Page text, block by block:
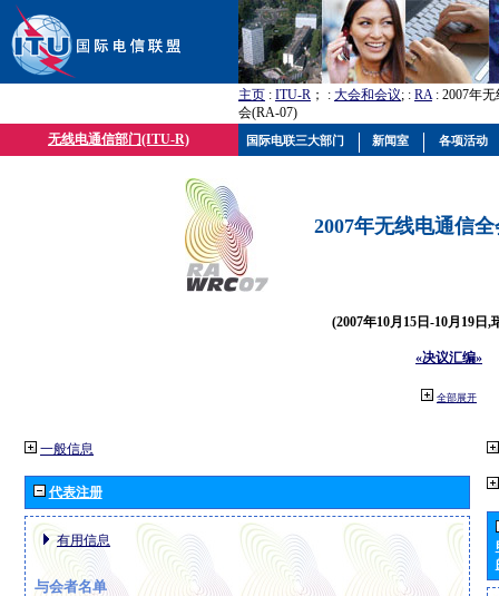
主页 : ITU-R ； : 大会和会议; : RA: 2007年
会(RA-07)
无线电通信部门(ITU-R)
2007年无线电通信
(2007年10月15日-10月19日,
«决议汇编»
全部展开
一般信息
代表注册
有用信息
与会者名单
国际电联三大部门 新闻室 各项活动